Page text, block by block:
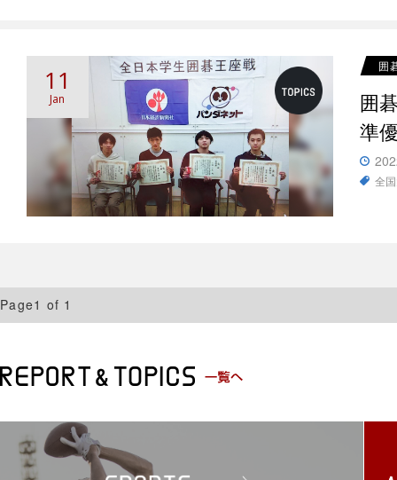
11
Jan
囲
囲
準
全
Page1 of 1